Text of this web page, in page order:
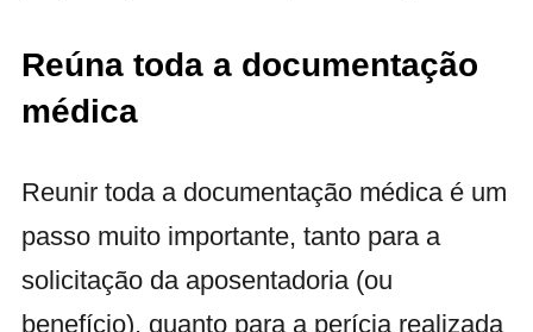
Reúna toda a documentação
médica
Reunir toda a documentação médica é um
passo muito importante, tanto para a
solicitação da aposentadoria (ou
benefício), quanto para a perícia realizada